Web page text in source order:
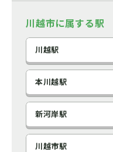
川越市に属する駅
川越駅
本川越駅
新河岸駅
川越市駅